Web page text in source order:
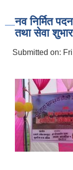
नव निर्मित
तथा सेवा
Submitted on: